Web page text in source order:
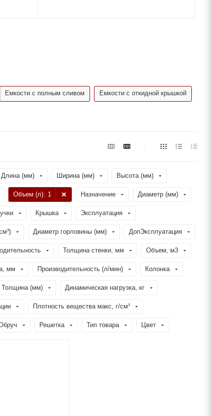
Емкости с полным сливом Емкости с откидной крышкой
Длина (мм) Ширина (мм) Высота (мм)
Объем (л): 1 Назначение Диаметр (мм)
Крышка Эксплуатация
Диаметр горловины (мм) ДопЭксплуатация
Толщина стенки, мм Объем, м3
мм Производительность (л/мин) Колонка
Толщина (мм) Динамическая нагрузка, кг
Плотность вещества макс, г/см³
Решетка Тип товара Цвет